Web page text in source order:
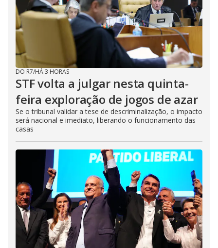
DO R7/HÁ 3 HORAS
STF volta a julgar nesta quinta-
feira exploração de jogos de azar
Se o tribunal validar a tese de descriminalização, o impacto
será nacional e imediato, liberando o funcionamento das
casas